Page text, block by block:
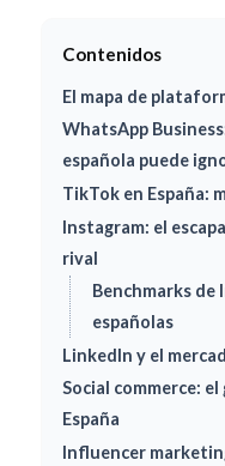
Contenidos
El mapa de
WhatsApp
española puede
TikTok en España:
Instagram: el
rival
Benchmarks de
españolas
LinkedIn y el
Social commerce:
España
Influencer